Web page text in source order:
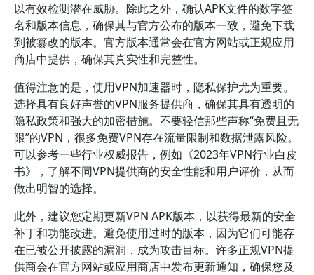
以有效检测潜在威胁。除此之外，确认APK文件的数字签
名和版本信息，确保其与官方公布的版本一致，避免下载
到被篡改的版本。官方版本通常会在官方网站或正规应用
商店中提供，确保其真实性和完整性。
值得注意的是，使用VPN加速器时，隐私保护尤为重要。
选择具有良好声誉的VPN服务提供商，确保其具有透明的
隐私政策和强大的加密措施。不要轻信那些声称“免费且无
限”的VPN，很多免费VPN存在流量限制和数据泄露风险。
可以参考一些行业权威报告，例如《2023年VPN行业白皮
书》，了解不同VPN提供商的安全性能和用户评价，从而
做出明智的选择。
此外，建议您定期更新VPN APK版本，以获得最新的安全
补丁和功能改进。避免使用过时的版本，因为它们可能存
在已被公开披露的漏洞，成为攻击目标。许多正规VPN提
供商会在官方网站或应用商店中发布更新通知，确保您及